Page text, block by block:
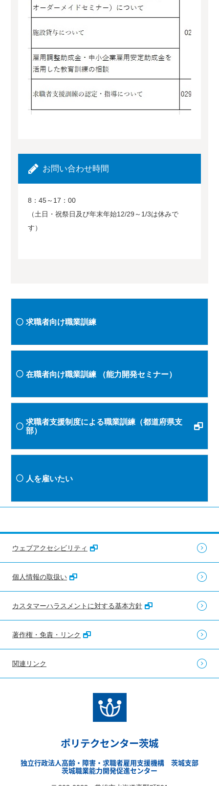
お問い合わせ時間
8：45～17：00
（土日・祝祭日及び年末年始12/29～1/3は休みで
す）
求職者向け職業訓練
在職者向け職業訓練 （能力開発セミナー）
求職者支援制度による職業訓練（都道府県支
部）
人を雇いたい
ウェブアクセシビリティ
個人情報の取扱い
カスタマーハラスメントに対する基本方針
著作権・免責・リンク
関連リンク
ポリテクセンター茨城
独立行政法人高齢・障害・求職者雇用支援機構 茨城支部
茨城職業能力開発促進センター